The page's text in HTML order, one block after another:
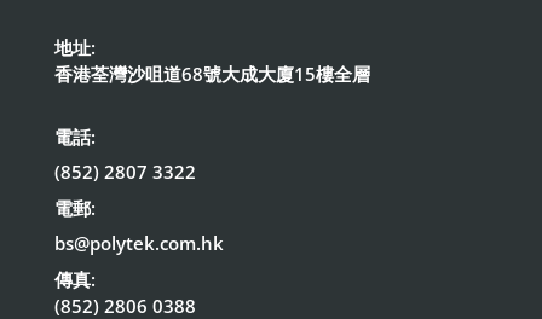
地址:
香港荃灣沙咀道68號大成大廈15樓全層
電話:
(852) 2807 3322
電郵:
bs@polytek.com.hk
傳真:
(852) 2806 0388